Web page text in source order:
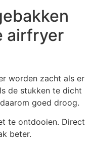
airfryer
worden zacht als er
de stukken te dicht
goed droog.
te ontdooien. Direct
beter.